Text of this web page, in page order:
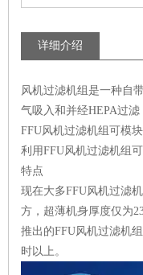
详细介绍
风机过滤机组是一种自
气吸入和并经HEPA过
FFU风机过滤机组可模
利用FFU风机过滤机组
特点
现在大多FFU风机过滤
方，超薄机身厚度仅为
推出的FFU风机过滤机
时以上。